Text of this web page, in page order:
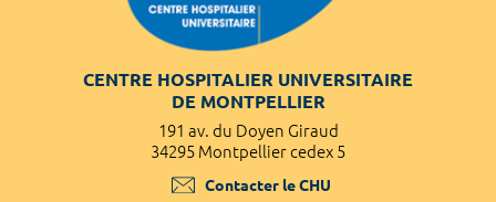
CENTRE HOSPITALIER UNIVERSITAIRE
DE MONTPELLIER
191 av. du Doyen Giraud
34295 Montpellier cedex 5
Contacter le CHU